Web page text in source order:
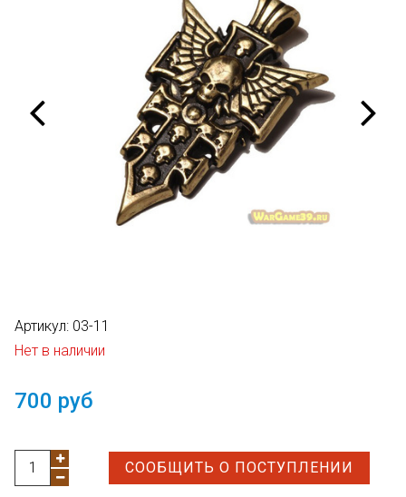
Артикул: 03-11
Нет в наличии
700 руб
СООБЩИТЬ О ПОСТУПЛЕНИИ